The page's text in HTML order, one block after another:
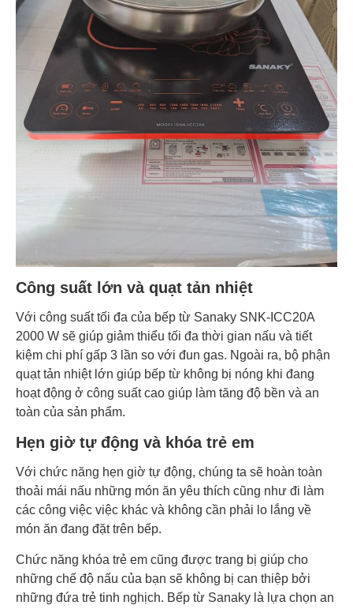
Công suất lớn và quạt tản nhiệt
Với công suất tối đa của bếp từ Sanaky SNK-ICC20A
2000 W sẽ giúp giảm thiểu tối đa thời gian nấu và tiết
kiệm chi phí gấp 3 lần so với đun gas. Ngoài ra, bộ phận
quạt tản nhiệt lớn giúp bếp từ không bị nóng khi đang
hoạt động ở công suất cao giúp làm tăng độ bền và an
toàn của sản phẩm.
Hẹn giờ tự động và khóa trẻ em
Với chức năng hẹn giờ tự động, chúng ta sẽ hoàn toàn
thoải mái nấu những món ăn yêu thích cũng như đi làm
các công việc việc khác và không cần phải lo lắng về
món ăn đang đặt trên bếp.
Chức năng khóa trẻ em cũng được trang bị giúp cho
những chế độ nấu của bạn sẽ không bị can thiệp bởi
những đứa trẻ tinh nghịch. Bếp từ Sanaky là lựa chọn an